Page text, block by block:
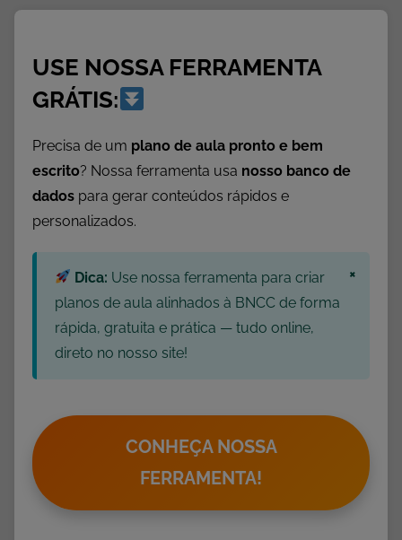
USE NOSSA FERRAMENTA
GRÁTIS:
Precisa de um plano de aula pronto e bem
escrito? Nossa ferramenta usa nosso banco de
dados para gerar conteúdos rápidos e
personalizados.
Dica: Use nossa ferramenta para criar
planos de aula alinhados à BNCC de forma
rápida, gratuita e prática — tudo online,
direto no nosso site!
×
CONHEÇA NOSSA
FERRAMENTA!